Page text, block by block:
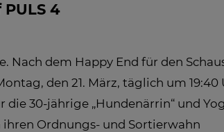
4
Nach dem Happy End für den
den 21. März, täglich um 19:40
die 30-jährige „Hundenärrin“ und
Ordnungs- und Sortierwahn